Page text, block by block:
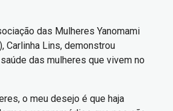
das Mulheres Yanomami
Carlinha Lins, demonstrou
das mulheres que vivem no
o meu desejo é que haja